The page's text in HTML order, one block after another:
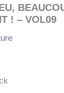
! – VOL09